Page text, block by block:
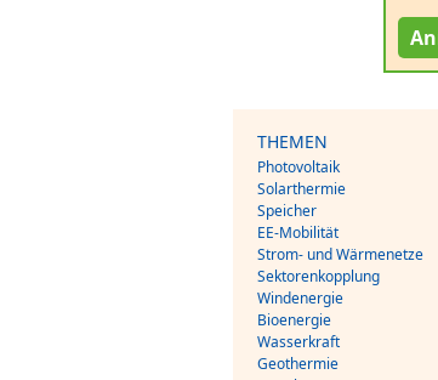
THEMEN
Photovoltaik
Solarthermie
Speicher
EE-Mobilität
Strom- und Wärmenetze
Sektorenkopplung
Windenergie
Bioenergie
Wasserkraft
Geothermie